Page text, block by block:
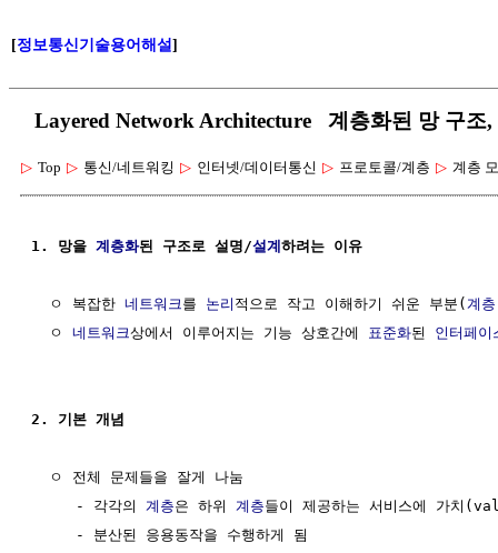
[정보통신기술용어해설]
Layered Network Architecture 계층화된 망 구조,
▷ Top ▷ 통신/네트워킹 ▷ 인터넷/데이터통신 ▷ 프로토콜/계층 ▷ 계층
1. 망을 계층화된 구조로 설명/설계하려는 이유
  ㅇ 복잡한
네트워크 를 논리 적으로 작고 이해하기 쉬운 부분( 계층
  ㅇ
네트워크상에서 이루어지는 기능 상호간에 표준화된 인터페이
2. 기본 개념
ㅇ 전체 문제들을 잘게 나눔
     - 각각의
계층은 하위 계층들이 제공하는 서비스에 가치
     - 분산된 응용동작을 수행하게 됨